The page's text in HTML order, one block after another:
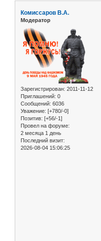
Комиссаров В.А.
Модератор
Зарегистрирован: 2011-11-12
Приглашений: 0
Сообщений: 6036
Уважение: [+780/-0]
Позитив: [+56/-1]
Провел на форуме:
2 месяца 1 день
Последний визит:
2026-08-04 15:06:25